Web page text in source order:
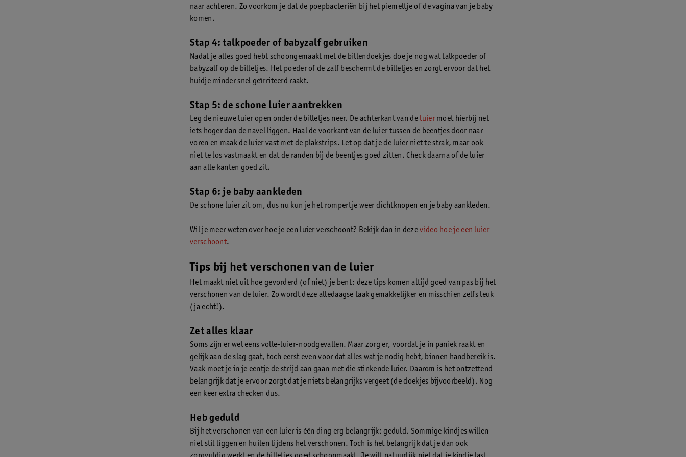
naar achteren. Zo voorkom je dat de poepbacteriën bij het piemeltje of de vagina van je baby
komen.
Stap 4: talkpoeder of babyzalf gebruiken
Nadat je alles goed hebt schoongemaakt met de billendoekjes doe je nog wat talkpoeder of
babyzalf op de billetjes. Het poeder of de zalf beschermt de billetjes en zorgt ervoor dat het
huidje minder snel geïrriteerd raakt.
Stap 5: de schone luier aantrekken
Leg de nieuwe luier open onder de billetjes neer. De achterkant van de luiermoet hierbij net
iets hoger dan de navel liggen. Haal de voorkant van de luier tussen de beentjes door naar
voren en maak de luier vast met de plakstrips. Let op dat je de luier niet te strak, maar ook
niet te los vastmaakt en dat de randen bij de beentjes goed zitten. Check daarna of de luier
aan alle kanten goed zit.
Stap 6: je baby aankleden
De schone luier zit om, dus nu kun je het rompertje weer dichtknopen en je baby aankleden.
Wil je meer weten over hoe je een luier verschoont? Bekijk dan in dezevideo hoe je een luier
verschoont.
Tips bij het verschonen van de luier
Het maakt niet uit hoe gevorderd (of niet) je bent: deze tips komen altijd goed van pas bij het
verschonen van de luier. Zo wordt deze alledaagse taak gemakkelijker en misschien zelfs leuk
(ja echt!).
Zet alles klaar
Soms zijn er wel eens volle-luier-noodgevallen. Maar zorg er, voordat je in paniek raakt en
gelijk aan de slag gaat, toch eerst even voor dat alles wat je nodig hebt, binnen handbereik is.
Vaak moet je in je eentje de strijd aan gaan met die stinkende luier. Daarom is het ontzettend
belangrijk dat je ervoor zorgt dat je niets belangrijks vergeet (de doekjes bijvoorbeeld). Nog
een keer extra checken dus.
Heb geduld
Bij het verschonen van een luier is één ding erg belangrijk: geduld. Sommige kindjes willen
niet stil liggen en huilen tijdens het verschonen. Toch is het belangrijk dat je dan ook